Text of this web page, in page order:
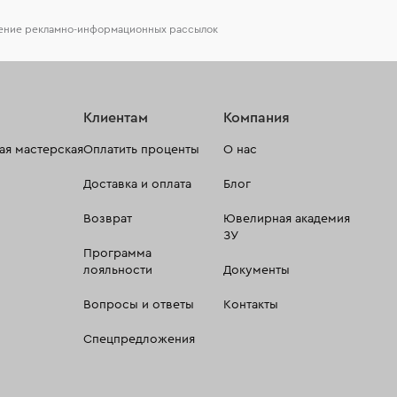
рекламно-информационных рассылок
мастерская
Клиентам
Оплатить проценты
Доставка и оплата
Возврат
Программа
лояльности
Вопросы и ответы
Спецпредложения
Компания
О нас
Блог
Ювелирная академия
ЗУ
Документы
Контакты